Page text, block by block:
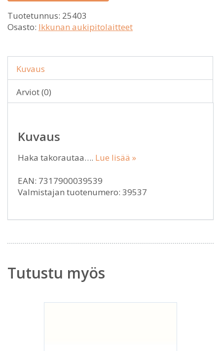
Tuotetunnus: 25403
Osasto: Ikkunan aukipitolaitteet
Kuvaus
Arviot (0)
Kuvaus
Haka takorautaa…. Lue lisää »
EAN: 7317900039539
Valmistajan tuotenumero: 39537
Tutustu myös